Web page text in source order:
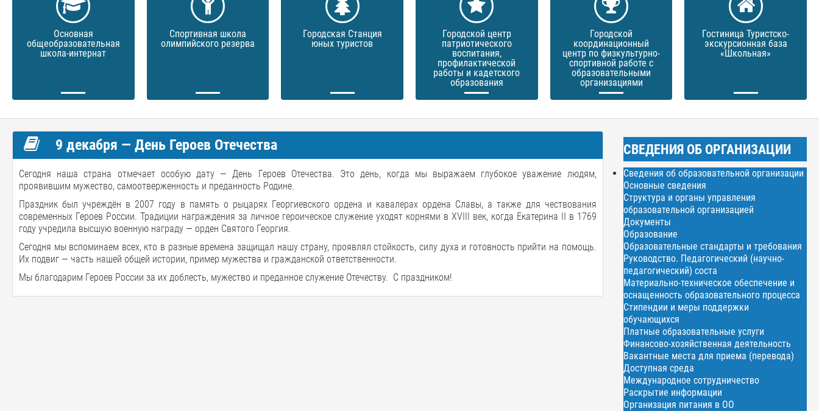
Основная
общеобразовательная
школа-интернат
Спортивная школа
олимпийского резерва
Городская Станция
юных туристов
Городской центр
патриотического
воспитания,
профилактической
работы и кадетского
образования
Городской
координационный
центр по физкультурно-
спортивной работе с
образовательными
организациями
Гостиница Туристско-
экскурсионная база
«Школьная»
9 декабря — День Героев Отечества
Сегодня наша страна отмечает особую дату — День Героев Отечества. Это день, когда мы выражаем глубокое уважение людям,
проявившим мужество, самоотверженность и преданность Родине.
Праздник был учреждён в 2007 году в память о рыцарях Георгиевского ордена и кавалерах ордена Славы, а также для чествования
современных Героев России. Традиции награждения за личное героическое служение уходят корнями в XVIII век, когда Екатерина II в 1769
году учредила высшую военную награду — орден Святого Георгия.
Сегодня мы вспоминаем всех, кто в разные времена защищал нашу страну, проявлял стойкость, силу духа и готовность прийти на помощь.
Их подвиг — часть нашей общей истории, пример мужества и гражданской ответственности.
Мы благодарим Героев России за их доблесть, мужество и преданное служение Отечеству. С праздником!
СВЕДЕНИЯ ОБ ОРГАНИЗАЦИИ
Сведения об образовательной организации
Основные сведения
Структура и органы управления
образовательной организацией
Документы
Образование
Образовательные стандарты и требования
Руководство. Педагогический (научно-
педагогический) соста
Материально-техническое обеспечение и
оснащенность образовательного процесса
Стипендии и меры поддержки
обучающихся
Платные образовательные услуги
Финансово-хозяйственная деятельность
Вакантные места для приема (перевода)
Доступная среда
Международное сотрудничество
Раскрытие информации
Организация питания в ОО